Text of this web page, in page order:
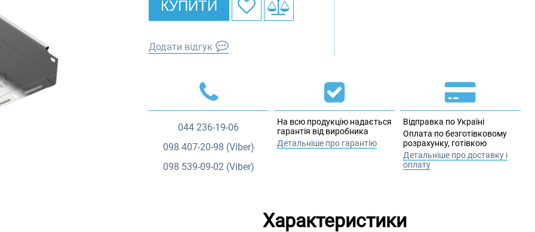
КУПИТИ
Додати відгук
044 236-19-06
098 407-20-98 (Viber)
098 539-09-02 (Viber)
На всю продукцію надається
гарантія від виробника
Детальніше про гарантію
Відправка по Україні
Оплата по безготівковому
розрахунку, готівкою
Детальніше про доставку і
оплату
Характеристики